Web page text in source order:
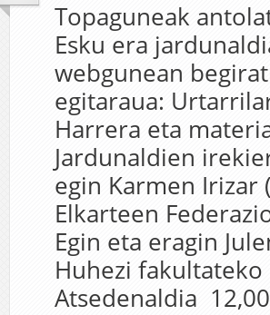
Topaguneak
Esku era
webgunean
egitaraua:
Harrera eta
Jardunaldien
egin Karmen Irizar
Elkarteen
Egin eta eragin
Huhezi
Atsedenaldia